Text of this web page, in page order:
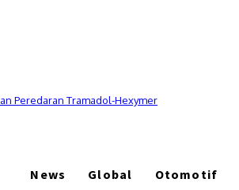
Peredaran Tramadol-Hexymer
News Global Otomotif